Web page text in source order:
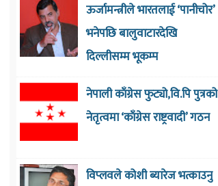
ऊर्जामन्त्रीले भारतलाई ‘पानीचोर’
भनेपछि बालुवाटारदेखि
दिल्लीसम्म भूकम्प
नेपाली काँग्रेस फुट्यो,वि.पि पुत्रको
नेतृत्वमा ‘काँग्रेस राष्ट्रवादी’ गठन
विप्लवले कोशी ब्यारेज भत्काउनु